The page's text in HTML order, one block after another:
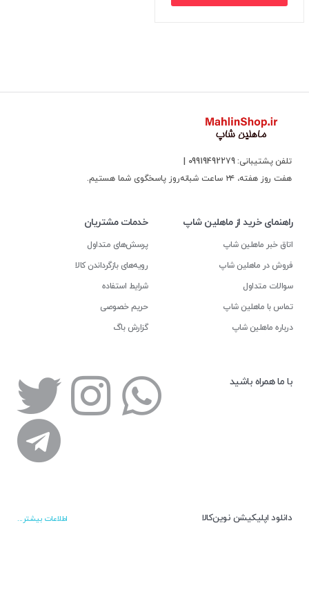
تلفن پشتیبانی: 09919492279 |
هفت روز هفته، ۲۴ ساعت شبانه‌روز پاسخگوی شما هستیم.
راهنمای خرید از ماهلین شاپ
اتاق خبر ماهلین شاپ
فروش در ماهلین شاپ
سوالات متداول
تماس با ماهلین شاپ
درباره ماهلین شاپ
خدمات مشتریان
پرسش‌های متداول
رویه‌های بازگرداندن کالا
شرایط استفاده
حریم خصوصی
گزارش باگ
با ما همراه باشید
دانلود اپلیکیشن نوین‌کالا اطلاعات بیشتر...